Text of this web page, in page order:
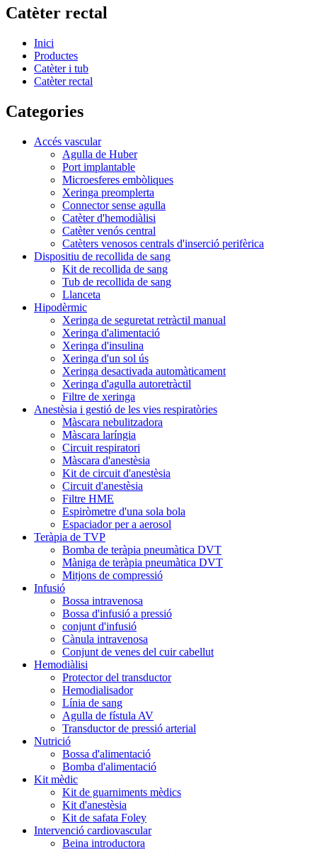
Catèter rectal
Inici
Productes
Catèter i tub
Catèter rectal
Categories
Accés vascular
Agulla de Huber
Port implantable
Microesferes embòliques
Xeringa preomplerta
Connector sense agulla
Catèter d'hemodiàlisi
Catèter venós central
Catèters venosos centrals d'inserció perifèrica
Dispositiu de recollida de sang
Kit de recollida de sang
Tub de recollida de sang
Llanceta
Hipodèrmic
Xeringa de seguretat retràctil manual
Xeringa d'alimentació
Xeringa d'insulina
Xeringa d'un sol ús
Xeringa desactivada automàticament
Xeringa d'agulla autoretràctil
Filtre de xeringa
Anestèsia i gestió de les vies respiratòries
Màscara nebulitzadora
Màscara laríngia
Circuit respiratori
Màscara d'anestèsia
Kit de circuit d'anestèsia
Circuit d'anestèsia
Filtre HME
Espiròmetre d'una sola bola
Espaciador per a aerosol
Teràpia de TVP
Bomba de teràpia pneumàtica DVT
Màniga de teràpia pneumàtica DVT
Mitjons de compressió
Infusió
Bossa intravenosa
Bossa d'infusió a pressió
conjunt d'infusió
Cànula intravenosa
Conjunt de venes del cuir cabellut
Hemodiàlisi
Protector del transductor
Hemodialisador
Línia de sang
Agulla de fístula AV
Transductor de pressió arterial
Nutrició
Bossa d'alimentació
Bomba d'alimentació
Kit mèdic
Kit de guarniments mèdics
Kit d'anestèsia
Kit de safata Foley
Intervenció cardiovascular
Beina introductora